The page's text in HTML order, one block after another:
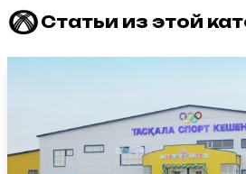
Статьи из этой